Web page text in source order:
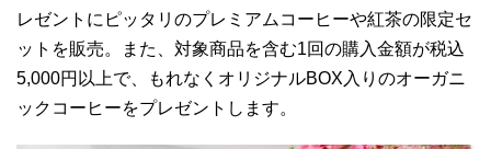
レゼントにピッタリのプレミアムコーヒーや紅茶の限定セ
ットを販売。また、対象商品を含む1回の購入金額が税込
5,000円以上で、もれなくオリジナルBOX入りのオーガニ
ックコーヒーをプレゼントします。